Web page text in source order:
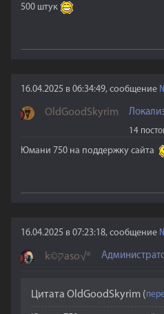
500 штук
16.04.2025 в 06:34:49, сообщение
OldGoodSkyrim
14
Юмани 750 на поддержку сайта
16.04.2025 в 07:23:18, сообщение
k©קaso√®
Цитата OldGoodSkyrim (